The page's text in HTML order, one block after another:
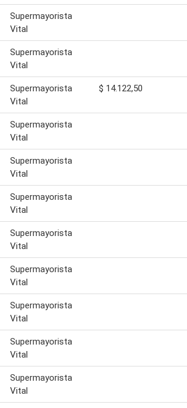
Supermayorista
Vital
Supermayorista
Vital
Supermayorista
Vital
$ 14.122,50
Supermayorista
Vital
Supermayorista
Vital
Supermayorista
Vital
Supermayorista
Vital
Supermayorista
Vital
Supermayorista
Vital
Supermayorista
Vital
Supermayorista
Vital